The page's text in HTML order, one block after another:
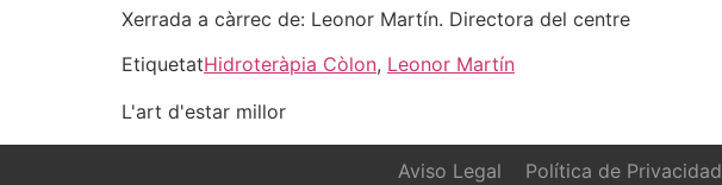
Xerrada a càrrec de: Leonor Martín. Directora del centre
EtiquetatHidroteràpia Còlon, Leonor Martín
L'art d'estar millor
Aviso Legal Política de Privacidad